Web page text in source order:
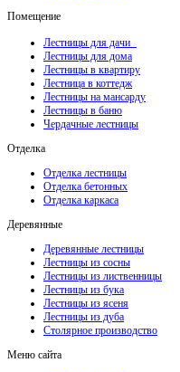
Помещение
Лестницы для дачи
Лестницы для дома
Лестницы в квартиру
Лестница в коттедж
Лестницы на мансарду
Лестницы в баню
Чердачные лестницы
Отделка
Отделка лестницы
Отделка бетонных
Отделка каркаса
Деревянные
Деревянные лестницы
Лестницы из сосны
Лестницы из лиственницы
Лестницы из бука
Лестницы из ясеня
Лестницы из дуба
Столярное производство
Меню сайта